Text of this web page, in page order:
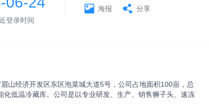
登录时间
海报 分享
山经济开发区东区泡菜城大道5号，公司占地面积100亩，总
低温冷藏库。公司是以专业研发、生产、销售狮子头、速冻